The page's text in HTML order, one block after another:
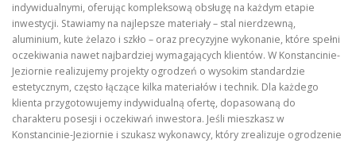
indywidualnymi, oferując kompleksową obsługę na każdym etapie
inwestycji. Stawiamy na najlepsze materiały – stal nierdzewną,
aluminium, kute żelazo i szkło – oraz precyzyjne wykonanie, które spełni
oczekiwania nawet najbardziej wymagających klientów. W Konstancinie-
Jeziornie realizujemy projekty ogrodzeń o wysokim standardzie
estetycznym, często łączące kilka materiałów i technik. Dla każdego
klienta przygotowujemy indywidualną ofertę, dopasowaną do
charakteru posesji i oczekiwań inwestora. Jeśli mieszkasz w
Konstancinie-Jeziornie i szukasz wykonawcy, który zrealizuje ogrodzenie